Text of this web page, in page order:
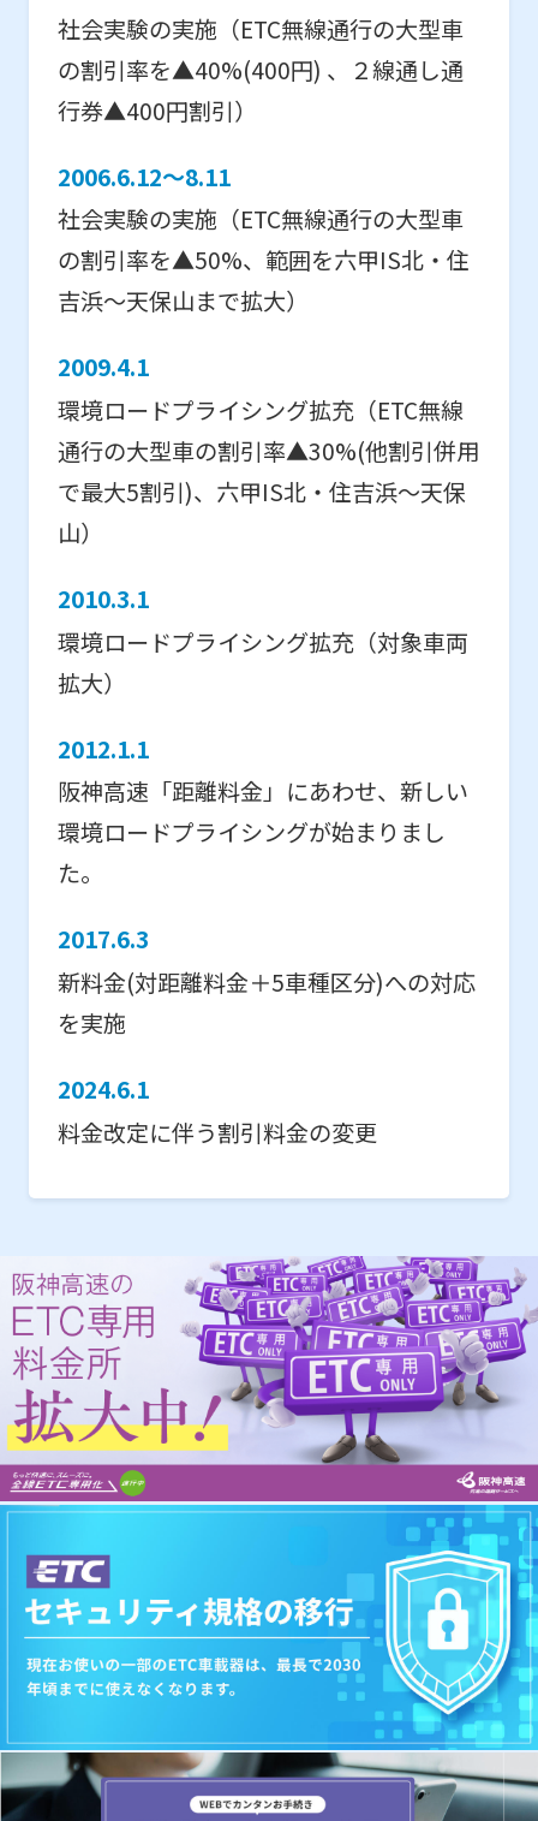
社会実験の実施（ETC無線通行の大型車
の割引率を▲40%(400円) 、２線通し通
行券▲400円割引）
2006.6.12～8.11
社会実験の実施（ETC無線通行の大型車
の割引率を▲50%、範囲を六甲IS北・住
吉浜～天保山まで拡大）
2009.4.1
環境ロードプライシング拡充（ETC無線
通行の大型車の割引率▲30%(他割引併用
で最大5割引)、六甲IS北・住吉浜～天保
山）
2010.3.1
環境ロードプライシング拡充（対象車両
拡大）
2012.1.1
阪神高速「距離料金」にあわせ、新しい
環境ロードプライシングが始まりまし
た。
2017.6.3
新料金(対距離料金＋5車種区分)への対応
を実施
2024.6.1
料金改定に伴う割引料金の変更